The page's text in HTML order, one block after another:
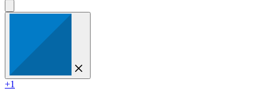
+1